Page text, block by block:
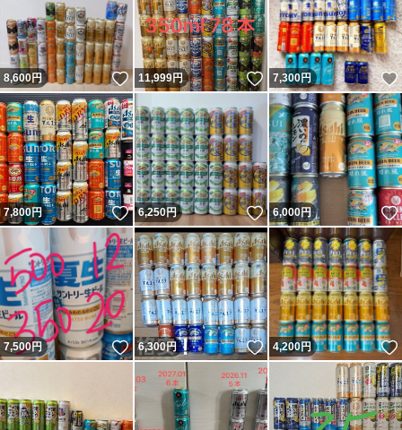
8,600円 いいね！
11,999円 いいね！
7,300円
7,800円 いいね！
6,250円 いいね！
6,000円
7,500円 いいね！
6,300円 いいね！
4,200円